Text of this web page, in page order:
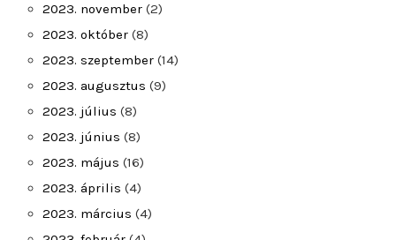
2023. november (2)
2023. október (8)
2023. szeptember (14)
2023. augusztus (9)
2023. július (8)
2023. június (8)
2023. május (16)
2023. április (4)
2023. március (4)